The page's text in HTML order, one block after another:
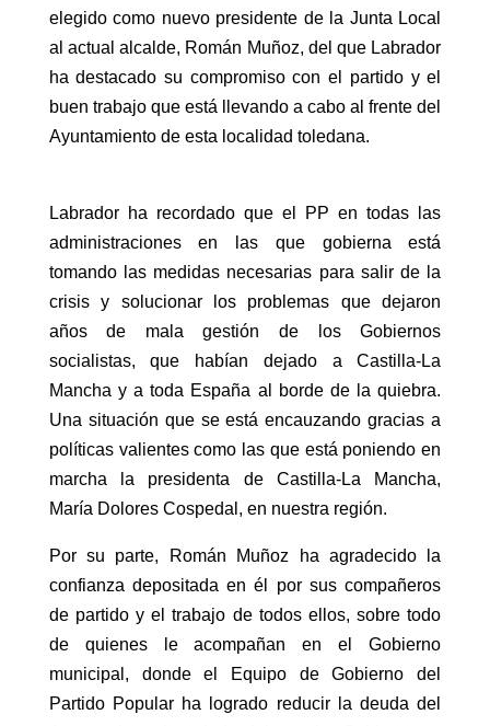
elegido como nuevo presidente de la Junta Local
al actual alcalde, Román Muñoz, del que Labrador
ha destacado su compromiso con el partido y el
buen trabajo que está llevando a cabo al frente del
Ayuntamiento de esta localidad toledana.
Labrador ha recordado que el PP en todas las
administraciones en las que gobierna está
tomando las medidas necesarias para salir de la
crisis y solucionar los problemas que dejaron
años de mala gestión de los Gobiernos
socialistas, que habían dejado a Castilla-La
Mancha y a toda España al borde de la quiebra.
Una situación que se está encauzando gracias a
políticas valientes como las que está poniendo en
marcha la presidenta de Castilla-La Mancha,
María Dolores Cospedal, en nuestra región.
Por su parte, Román Muñoz ha agradecido la
confianza depositada en él por sus compañeros
de partido y el trabajo de todos ellos, sobre todo
de quienes le acompañan en el Gobierno
municipal, donde el Equipo de Gobierno del
Partido Popular ha logrado reducir la deuda del